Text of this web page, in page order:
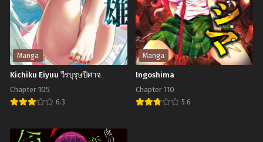
Chapter 94
มีนาคม 15, 2025
Chapter 93
มีนาคม 15, 2025
Chapter 92
มีนาคม 15, 2025
Chapter 91
มีนาคม 15, 2025
Chapter 90
มีนาคม 15, 2025
Chapter 89
มีนาคม 15, 2025
บันทึก
การ
ผจญ
ภัย
ใน
ต่าง
โลก
ราชา
New
Game
ไม่
อด
กลั้น
อีก
ต่อ
Manga
Kichiku Eiyuu วีรบุรุษปีศาจ
Chapter 105
6.3
Eiyuu
Manga
Ingoshima
Chapter 110
5.6